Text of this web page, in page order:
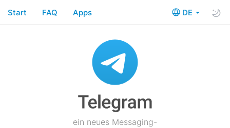
DE
Start FAQ Apps
ein neues Messaging-